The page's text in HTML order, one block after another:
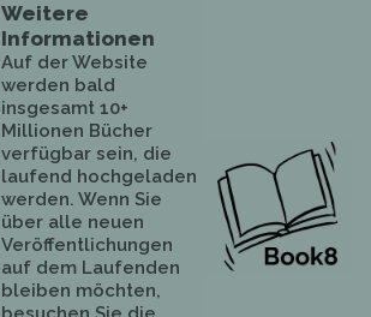
Weitere
Informationen
Auf der Website
werden bald
insgesamt 10+
Millionen Bücher
verfügbar sein, die
laufend hochgeladen
werden. Wenn Sie
über alle neuen
Veröffentlichungen
auf dem Laufenden
bleiben möchten,